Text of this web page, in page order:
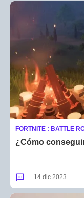
FORTNITE : BATTLE
¿Cómo
14 dic 2023